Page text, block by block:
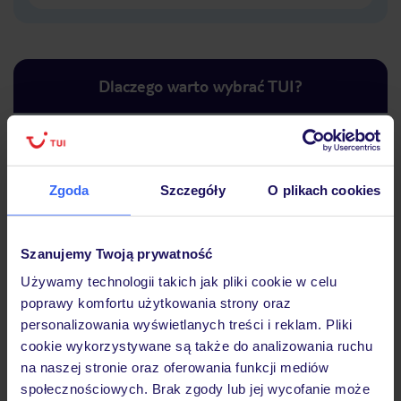
Zgoda Szczegóły O plikach cookies
Szanujemy Twoją prywatność
Używamy technologii takich jak pliki cookie w celu
poprawy komfortu użytkowania strony oraz
personalizowania wyświetlanych treści i reklam. Pliki
cookie wykorzystywane są także do analizowania ruchu
na naszej stronie oraz oferowania funkcji mediów
społecznościowych. Brak zgody lub jej wycofanie może
Dlaczego warto wybrać TUI?
Lider niskich cen
Największe biuro
podróży w Polsce
30 lat w
Hotel
Opinie